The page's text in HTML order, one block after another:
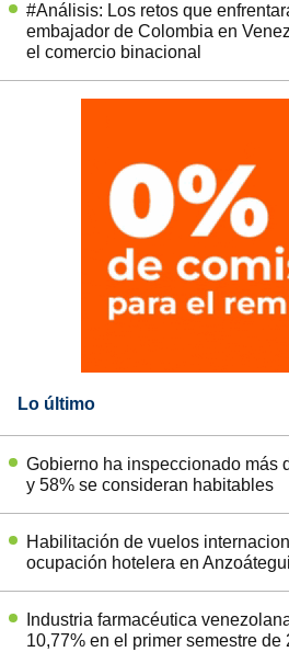
#Análisis: Los retos que
embajador de Colombia en
el comercio binacional
Lo último
Gobierno ha inspeccionado más
y 58% se consideran habitables
Habilitación de vuelos
ocupación hotelera en Anzoátegui
Industria farmacéutica
10,77% en el primer semestre de